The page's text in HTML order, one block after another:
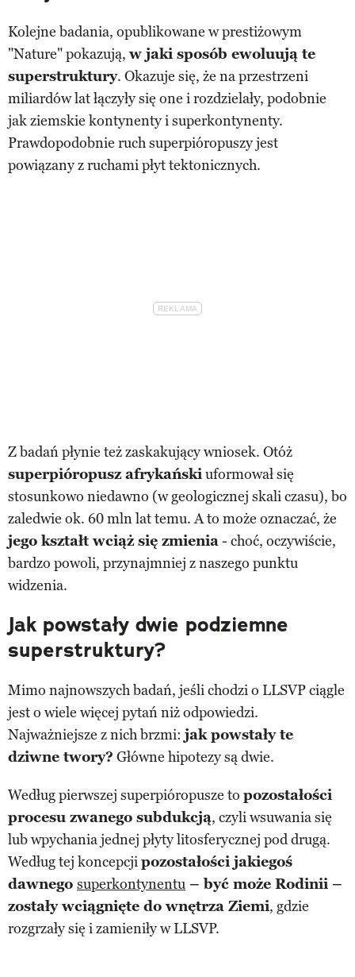
Kolejne badania, opublikowane w prestiżowym
"Nature" pokazują, w jaki sposób ewoluują te
superstruktury. Okazuje się, że na przestrzeni
miliardów lat łączyły się one i rozdzielały, podobnie
jak ziemskie kontynenty i superkontynenty.
Prawdopodobnie ruch superpióropuszy jest
powiązany z ruchami płyt tektonicznych.
Z badań płynie też zaskakujący wniosek. Otóż
superpióropusz afrykańskiuformował się
stosunkowo niedawno (w geologicznej skali czasu), bo
zaledwie ok. 60 mln lat temu. A to może oznaczać, że
jego kształt wciąż się zmienia- choć, oczywiście,
bardzo powoli, przynajmniej z naszego punktu
widzenia.
Jak powstały dwie podziemne
superstruktury?
Mimo najnowszych badań, jeśli chodzi o LLSVP ciągle
jest o wiele więcej pytań niż odpowiedzi.
Najważniejsze z nich brzmi: jak powstały te
dziwne twory? Główne hipotezy są dwie.
Według pierwszej superpióropusze to pozostałości
procesu zwanego subdukcją, czyli wsuwania się
lub wpychania jednej płyty litosferycznej pod drugą.
Według tej koncepcjipozostałości jakiegoś
dawnego superkontynentu – być może Rodinii –
zostały wciągnięte do wnętrza Ziemi, gdzie
rozgrzały się i zamieniły w LLSVP.